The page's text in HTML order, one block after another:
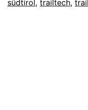
südtirol, trailtech,